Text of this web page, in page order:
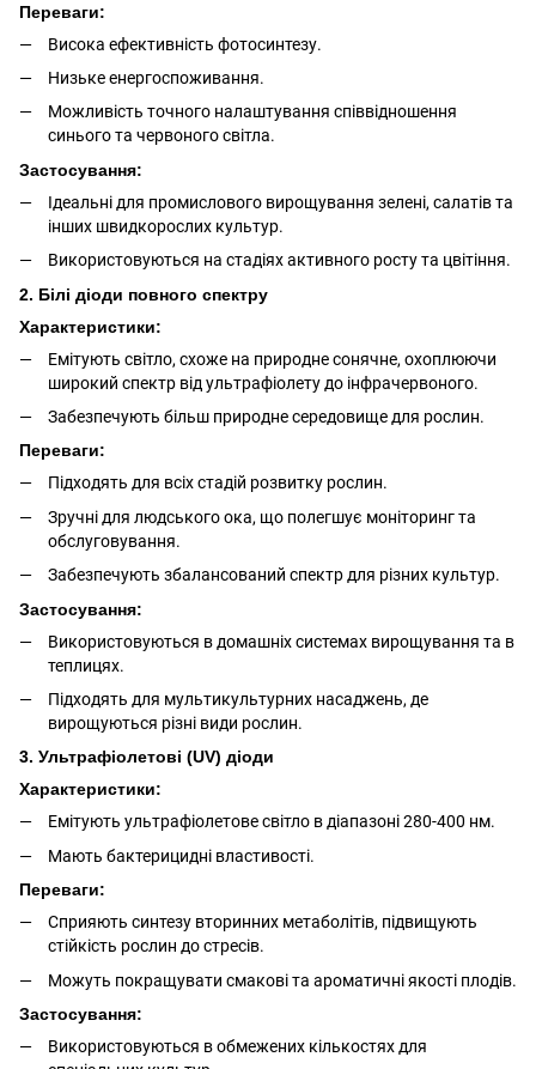
Переваги:
Висока ефективність фотосинтезу.
Низьке енергоспоживання.
Можливість точного налаштування співвідношення
синього та червоного світла.
Застосування:
Ідеальні для промислового вирощування зелені, салатів та
інших швидкорослих культур.
Використовуються на стадіях активного росту та цвітіння.
2. Білі діоди повного спектру
Характеристики:
Емітують світло, схоже на природне сонячне, охоплюючи
широкий спектр від ультрафіолету до інфрачервоного.
Забезпечують більш природне середовище для рослин.
Переваги:
Підходять для всіх стадій розвитку рослин.
Зручні для людського ока, що полегшує моніторинг та
обслуговування.
Забезпечують збалансований спектр для різних культур.
Застосування:
Використовуються в домашніх системах вирощування та в
теплицях.
Підходять для мультикультурних насаджень, де
вирощуються різні види рослин.
3. Ультрафіолетові (UV) діоди
Характеристики:
Емітують ультрафіолетове світло в діапазоні 280-400 нм.
Мають бактерицидні властивості.
Переваги:
Сприяють синтезу вторинних метаболітів, підвищують
стійкість рослин до стресів.
Можуть покращувати смакові та ароматичні якості плодів.
Застосування:
Використовуються в обмежених кількостях для